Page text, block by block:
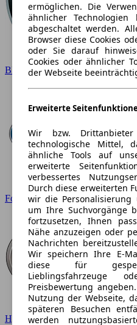
BMW
Ford
Hyundai
ermöglichen. Die
ähnlicher
abgeschaltet werden.
Browser diese Cookies
oder Sie darauf
Cookies oder ähnlicher
der Webseite
Erweiterte
Wir bzw.
technologische Mittel,
ähnliche Tools auf
erweiterte
verbessertes
Durch diese erweiterten
wir die Personalisierung
um Ihre Suchvorgänge
fortzusetzen, Ihnen
Nähe anzuzeigen oder
Nachrichten
Wir speichern Ihre E-
diese für
Preisbewertung
Nutzung der Webseite,
späteren Besuchen
werden